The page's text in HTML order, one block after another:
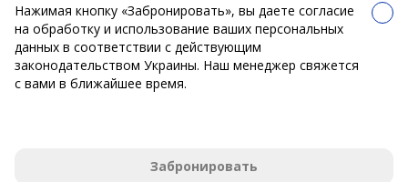
Нажимая кнопку «Забронировать», вы даете согласие
на обработку и использование ваших персональных
данных в соответствии с действующим
законодательством Украины. Наш менеджер свяжется
с вами в ближайшее время.
Забронировать